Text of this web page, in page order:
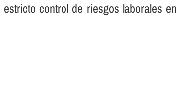
control de riesgos laborales en